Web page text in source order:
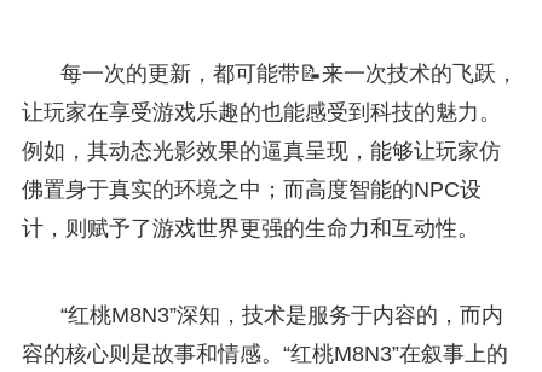
每一次的更新，都可能带📝来一次技术的飞跃，
让玩家在享受游戏乐趣的也能感受到科技的魅力。
例如，其动态光影效果的逼真呈现，能够让玩家仿
佛置身于真实的环境之中；而高度智能的NPC设
计，则赋予了游戏世界更强的生命力和互动性。
“红桃M8N3”深知，技术是服务于内容的，而内
容的核心则是故事和情感。“红桃M8N3”在叙事上的